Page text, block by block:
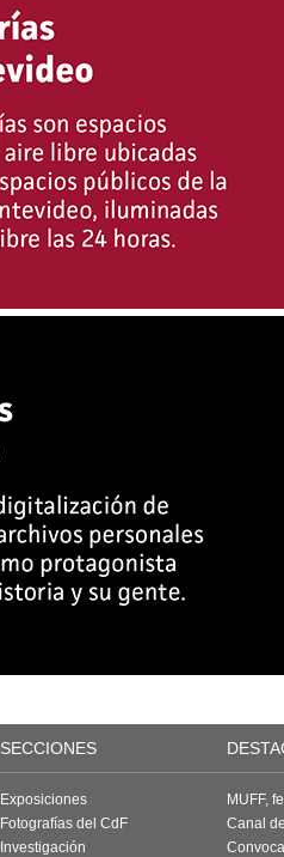
SECCIONES
Exposiciones
Fotografías del CdF
Investigación
MUFF,
Canal